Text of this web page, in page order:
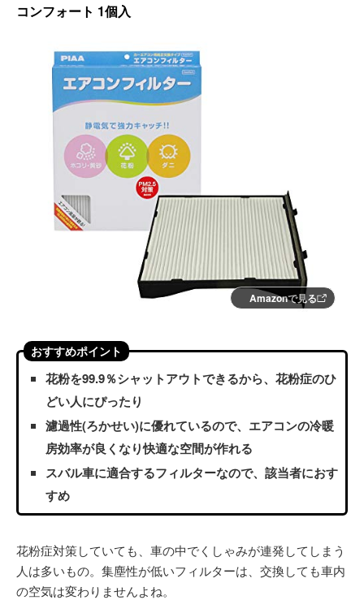
コンフォート 1個入
Amazonで見る
おすすめポイント
花粉を99.9％シャットアウトできるから、花粉症のひ
どい人にぴったり
濾過性(ろかせい)に優れているので、エアコンの冷暖
房効率が良くなり快適な空間が作れる
スバル車に適合するフィルターなので、該当者におす
すめ
花粉症対策していても、車の中でくしゃみが連発してしまう
人は多いもの。集塵性が低いフィルターは、交換しても車内
の空気は変わりませんよね。